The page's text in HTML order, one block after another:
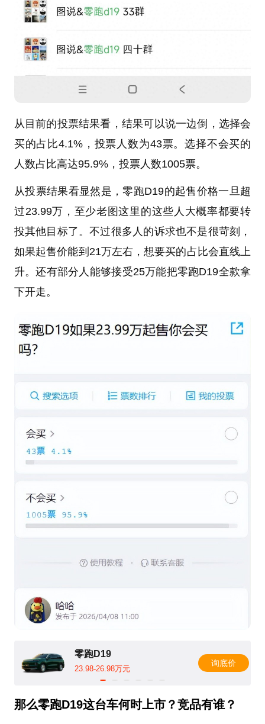
从目前的投票结果看，结果可以说一边倒，选择会
买的占比4.1%，投票人数为43票。选择不会买的
人数占比高达95.9%，投票人数1005票。
从投票结果看显然是，零跑D19的起售价格一旦超
过23.99万，至少老图这里的这些人大概率都要转
投其他目标了。不过很多人的诉求也不是很苛刻，
如果起售价能到21万左右，想要买的占比会直线上
升。还有部分人能够接受25万能把零跑D19全款拿
下开走。
零跑D19
23.98-26.98万元
询底价
那么零跑D19这台车何时上市？竞品有谁？